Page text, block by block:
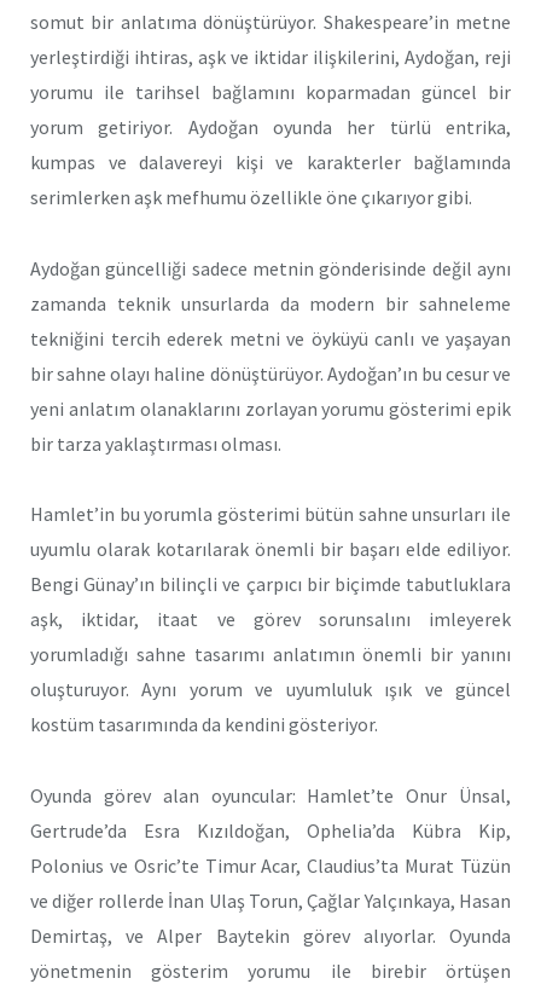
somut bir anlatıma dönüştürüyor. Shakespeare’in metne
yerleştirdiği ihtiras, aşk ve iktidar ilişkilerini, Aydoğan, reji
yorumu ile tarihsel bağlamını koparmadan güncel bir
yorum getiriyor. Aydoğan oyunda her türlü entrika,
kumpas ve dalavereyi kişi ve karakterler bağlamında
serimlerken aşk mefhumu özellikle öne çıkarıyor gibi.
Aydoğan güncelliği sadece metnin gönderisinde değil aynı
zamanda teknik unsurlarda da modern bir sahneleme
tekniğini tercih ederek metni ve öyküyü canlı ve yaşayan
bir sahne olayı haline dönüştürüyor. Aydoğan’ın bu cesur ve
yeni anlatım olanaklarını zorlayan yorumu gösterimi epik
bir tarza yaklaştırması olması.
Hamlet’in bu yorumla gösterimi bütün sahne unsurları ile
uyumlu olarak kotarılarak önemli bir başarı elde ediliyor.
Bengi Günay’ın bilinçli ve çarpıcı bir biçimde tabutluklara
aşk, iktidar, itaat ve görev sorunsalını imleyerek
yorumladığı sahne tasarımı anlatımın önemli bir yanını
oluşturuyor. Aynı yorum ve uyumluluk ışık ve güncel
kostüm tasarımında da kendini gösteriyor.
Oyunda görev alan oyuncular: Hamlet’te Onur Ünsal,
Gertrude’da Esra Kızıldoğan, Ophelia’da Kübra Kip,
Polonius ve Osric’te Timur Acar, Claudius’ta Murat Tüzün
ve diğer rollerde İnan Ulaş Torun, Çağlar Yalçınkaya, Hasan
Demirtaş, ve Alper Baytekin görev alıyorlar. Oyunda
yönetmenin gösterim yorumu ile birebir örtüşen